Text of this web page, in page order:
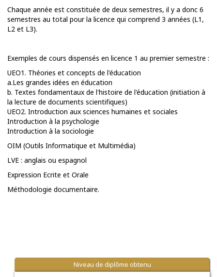
Chaque année est constituée de deux semestres, il y a donc 6
semestres au total pour la licence qui comprend 3 années (L1,
L2 et L3).
Exemples de cours dispensés en licence 1 au premier semestre :
UEO1. Théories et concepts de l'éducation
a.Les grandes idées en éducation
b. Textes fondamentaux de l'histoire de l'éducation (initiation à
la lecture de documents scientifiques)
UEO2. Introduction aux sciences humaines et sociales
Introduction à la psychologie
Introduction à la sociologie
OIM (Outils Informatique et Multimédia)
LVE : anglais ou espagnol
Expression Ecrite et Orale
Méthodologie documentaire.
Niveau de diplôme obtenu